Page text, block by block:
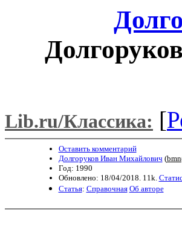
Lib.ru/Классика: [
Оставить комментарий
Долгоруков Иван Михайлович (
Год: 1990
Обновлено: 18/04/2018. 11k.
Статья: Справочная Об авторе